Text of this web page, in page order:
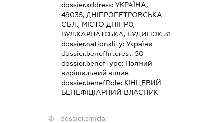
dossier.address: УКРАЇНА,
49035, ДНІПРОПЕТРОВСЬКА
ОБЛ., МІСТО ДНІПРО,
ВУЛ.КАРПАТСЬКА, БУДИНОК 31
dossier.nationality: Україна
dossier.benefInterest: 50
dossier.benefType: Прямий
вирішальний вплив
dossier.benefRole: КІНЦЕВИЙ
БЕНЕФІЦІАРНИЙ ВЛАСНИК
dossier.smida: